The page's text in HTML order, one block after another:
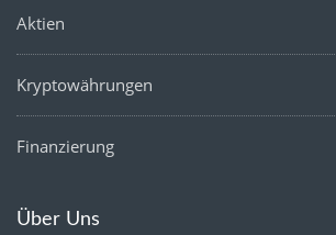
Aktien
Kryptowährungen
Finanzierung
Über Uns